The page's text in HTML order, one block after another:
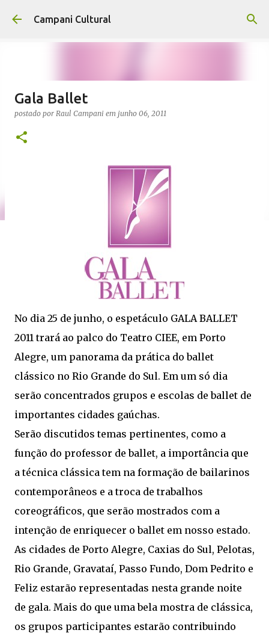
Pular para o conteúdo principal
Campani Cultural
Gala Ballet
postado por Raul Campani em junho 06, 2011
No dia 25 de junho, o espetáculo GALA BALLET
2011 trará ao palco do Teatro CIEE, em Porto
Alegre, um panorama da prática do ballet
clássico no Rio Grande do Sul. Em um só dia
serão concentrados grupos e escolas de ballet de
importantes cidades gaúchas.
Serão discutidos temas pertinentes, como a
função do professor de ballet, a importância que
a técnica clássica tem na formação de bailarinos
contemporâneos e a troca de trabalhos
coreográficos, que serão mostrados com a
intenção de enriquecer o ballet em nosso estado.
As cidades de Porto Alegre, Caxias do Sul, Pelotas,
Rio Grande, Gravataí, Passo Fundo, Dom Pedrito e
Feliz estarão representadas nesta grande noite
de gala. Mais do que uma bela mostra de clássica,
os grupos participantes estarão contribuindo